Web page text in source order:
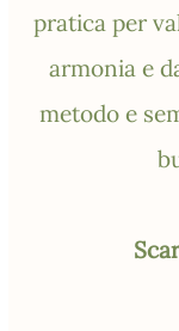
pratica per
armonia e
metodo e